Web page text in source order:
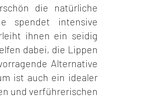
die natürliche
spendet intensive
ihnen ein seidig
dabei, die Lippen
Alternative
ist auch ein idealer
und verführerischen